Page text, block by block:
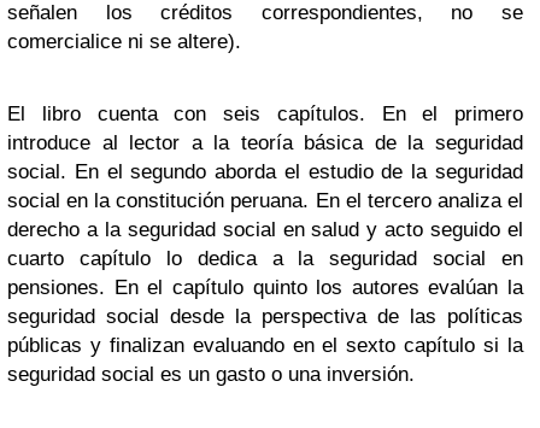
señalen los créditos correspondientes, no se
comercialice ni se altere).
El libro cuenta con seis capítulos. En el primero
introduce al lector a la teoría básica de la seguridad
social. En el segundo aborda el estudio de la seguridad
social en la constitución peruana. En el tercero analiza el
derecho a la seguridad social en salud y acto seguido el
cuarto capítulo lo dedica a la seguridad social en
pensiones. En el capítulo quinto los autores evalúan la
seguridad social desde la perspectiva de las políticas
públicas y finalizan evaluando en el sexto capítulo si la
seguridad social es un gasto o una inversión.